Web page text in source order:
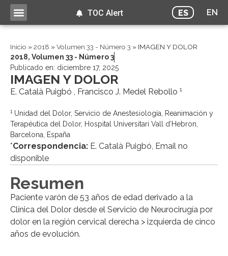
ES EN
TOC Alert
Inicio »2018 »Volumen 33 - Número 3 » IMAGEN Y DOLOR
2018, Volumen 33 - Número 3
Publicado en: diciembre 17, 2025
IMAGEN Y DOLOR
E. Català Puigbó , Francisco J. Medel Rebollo 1
1Unidad del Dolor, Servicio de Anestesiología, Reanimación y
Terapéutica del Dolor, Hospital Universitari Vall d’Hebron,
Barcelona, España
*Correspondencia: E. Català Puigbó, Email no
disponible
Resumen
Paciente varón de 53 años de edad derivado a la
Clínica del Dolor desde el Servicio de Neurocirugía por
dolor en la región cervical derecha > izquierda de cinco
años de evolución.